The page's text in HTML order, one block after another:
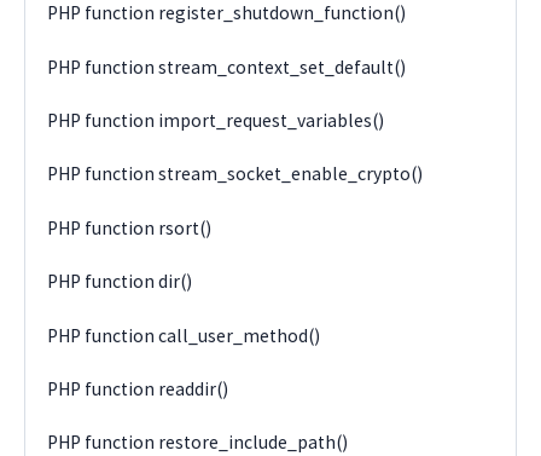
PHP function register_shutdown_function()
PHP function stream_context_set_default()
PHP function import_request_variables()
PHP function stream_socket_enable_crypto()
PHP function rsort()
PHP function dir()
PHP function call_user_method()
PHP function readdir()
PHP function restore_include_path()